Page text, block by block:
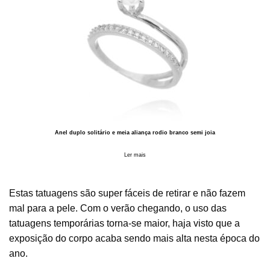
Anel duplo solitário e meia aliança rodio branco semi joia
Ler mais
Estas tatuagens são super fáceis de retirar e não fazem
mal para a pele. Com o verão chegando, o uso das
tatuagens temporárias torna-se maior, haja visto que a
exposição do corpo acaba sendo mais alta nesta época do
ano.